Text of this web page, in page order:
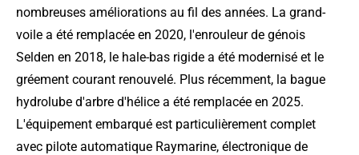
nombreuses améliorations au fil des années. La grand-
voile a été remplacée en 2020, l'enrouleur de génois
Selden en 2018, le hale-bas rigide a été modernisé et le
gréement courant renouvelé. Plus récemment, la bague
hydrolube d'arbre d'hélice a été remplacée en 2025.
L'équipement embarqué est particulièrement complet
avec pilote automatique Raymarine, électronique de